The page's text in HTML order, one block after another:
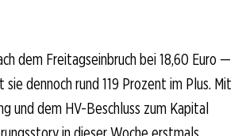
dem Freitagseinbruch bei 18,60 Euro —
dennoch rund 119 Prozent im Plus. Mit
und dem HV-Beschluss zum Kapital